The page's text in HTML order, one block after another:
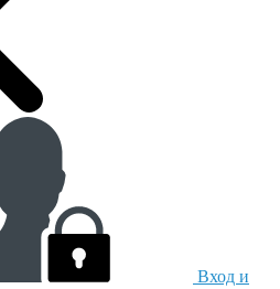
Вход и